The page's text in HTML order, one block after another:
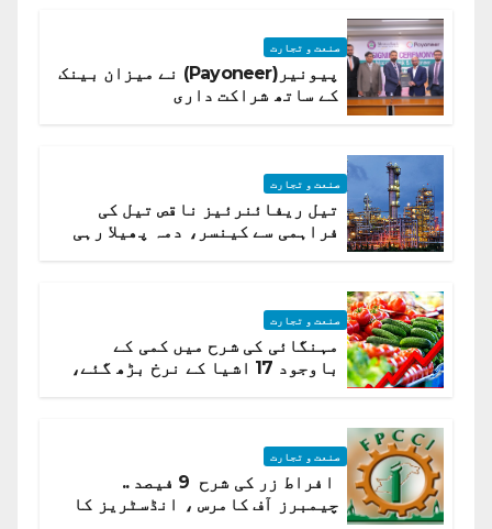
صنعت و تجارت
پیونیر(Payoneer) نے میزان بینک
کے ساتھ شراکت داری
صنعت و تجارت
تیل ریفائنرئیز ناقص تیل کی
فراہمی سے کینسر، دمہ پھیلا رہی
صنعت و تجارت
مہنگائی کی شرح میں کمی کے
باوجود 17 اشیا کے نرخ بڑھ گئے،
صنعت و تجارت
افراط زر کی شرح 9 فیصد ..
چیمبرز آف کامرس ، انڈسٹریز کا